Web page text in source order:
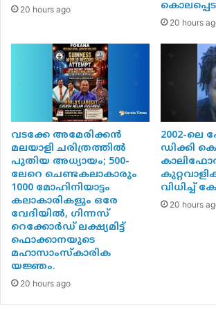
ഒപ്പുവെച്ച കരാർ പ്രകാരം
ലക്ഷം ടൺ എൽപിജിയാണ്
ഇറക്കുമതി ചെയ്യുന്നത്. ഈ
ഏകദേശം ഇരട്ടിയാക്കുന്നതാണ്
പൊതുമേഖലാ എണ്ണ വിപണന
കമ്പനികളുടെ
2025-ൽ ഇന്ത്യയുടെ ആകെ
ഇറക്കുമതിയിൽ എട്ട്
താഴെയായിരുന്ന
2026 ജൂണോടെ 65
ഉയർന്നതായാണ് കണക്കുകൾ
വ്യക്തമാക്കുന്നത്. ഈ മാറ്റം
20 hours ago
20 hours
വടക്കേ അമേരിക്കൻ
മലയാളി ചരിത്രത്തിൽ
പുതിയ അധ്യായം; 500-
ലേറെ ചെണ്ടകലാകാരും
1000 മോഹിനിയാട്ടം
കലാകാരികളും ഒരേ
വേദിയിൽ, ഗിന്നസ്
റെക്കോർഡ് ലക്ഷ്യമിട്ട്
ഫൊക്കാനയുടെ
മഹാസാംസ്കാരിക
യജ്ഞം.
20 hours ago
2002-ലെ
ഡിക്കി
വിധിച്ച്
20 hours